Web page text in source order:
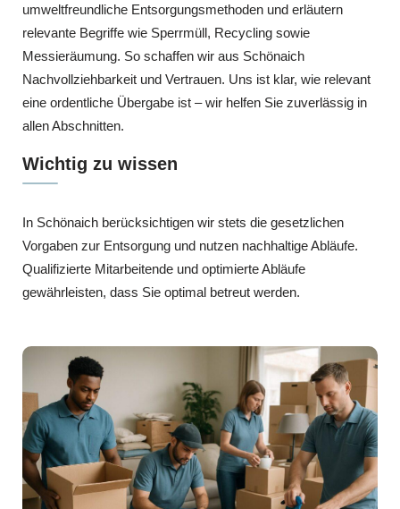
umweltfreundliche Entsorgungsmethoden und erläutern
relevante Begriffe wie Sperrmüll, Recycling sowie
Messieräumung. So schaffen wir aus Schönaich
Nachvollziehbarkeit und Vertrauen. Uns ist klar, wie relevant
eine ordentliche Übergabe ist – wir helfen Sie zuverlässig in
allen Abschnitten.
Wichtig zu wissen
In Schönaich berücksichtigen wir stets die gesetzlichen
Vorgaben zur Entsorgung und nutzen nachhaltige Abläufe.
Qualifizierte Mitarbeitende und optimierte Abläufe
gewährleisten, dass Sie optimal betreut werden.